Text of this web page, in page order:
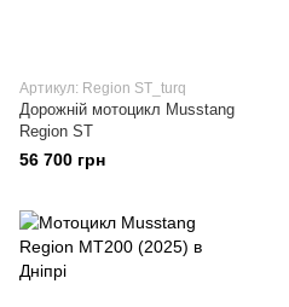
Артикул: Region ST_turq
Дорожній мотоцикл Musstang
Region ST
56 700 грн